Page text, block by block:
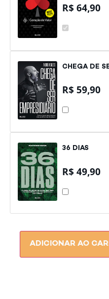
GERAÇÃO
DE
R$ 64,90
CHEGA
DE
CHEGA DE
R$ 59,90
36
DIAS
36 DIAS
R$ 49,90
ADICIONAR AO